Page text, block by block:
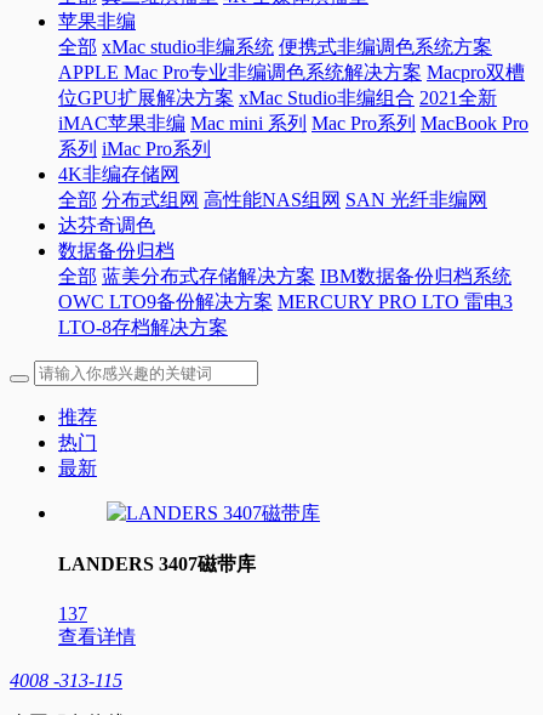
苹果非编
全部 xMac studio非编系统 便携式非编调色系统方案
APPLE Mac Pro专业非编调色系统解决方案 Macpro双槽
位GPU扩展解决方案 xMac Studio非编组合 2021全新
iMAC苹果非编 Mac mini 系列 Mac Pro系列 MacBook Pro
系列 iMac Pro系列
4K非编存储网
全部 分布式组网 高性能NAS组网 SAN 光纤非编网
达芬奇调色
数据备份归档
全部 蓝美分布式存储解决方案 IBM数据备份归档系统
OWC LTO9备份解决方案 MERCURY PRO LTO 雷电3
LTO-8存档解决方案
推荐
热门
最新
LANDERS 3407磁带库
137
查看详情
4008 -313-115